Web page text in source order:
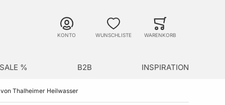
KONTO WUNSCHLISTE WARENKORB
SALE % B2B INSPIRATION
Thalheimer Heilwasser